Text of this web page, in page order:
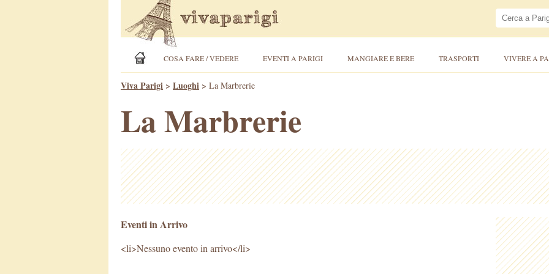
COSA FARE / VEDERE EVENTI A PARIGI MANGIARE E BERE TRASPORTI VIVERE A
Viva Parigi > Luoghi > La Marbrerie
La Marbrerie
Eventi in Arrivo
<li>Nessuno evento in arrivo</li>